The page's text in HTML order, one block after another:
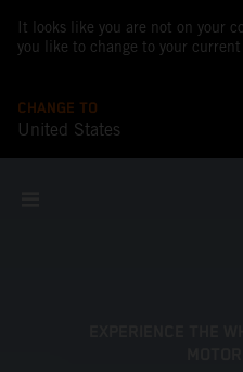
It looks like you are not on your
you like to change to your
CHANGE TO
United States